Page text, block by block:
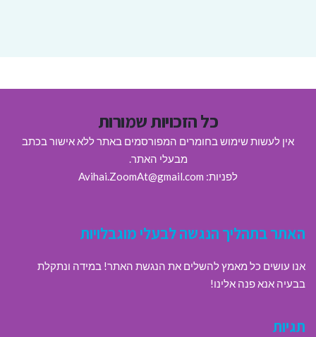
כל הזכויות שמורות
אין לעשות שימוש בחומרים המפורסמים באתר ללא אישור בכתב
מבעלי האתר.
לפניות: Avihai.ZoomAt@gmail.com
האתר בתהליך הנגשה לבעלי מוגבלויות
אנו עושים כל מאמץ להשלים את הנגשת האתר! במידה ונתקלת
בבעיה אנא פנה אלינו!
תגיות